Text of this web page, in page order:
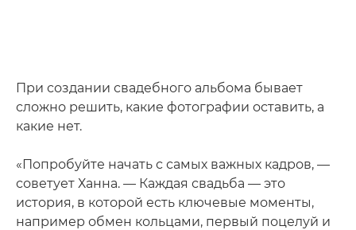
При создании свадебного альбома бывает
сложно решить, какие фотографии оставить, а
какие нет.
«Попробуйте начать с самых важных кадров, —
советует Ханна. — Каждая свадьба — это
история, в которой есть ключевые моменты,
например обмен кольцами, первый поцелуй и